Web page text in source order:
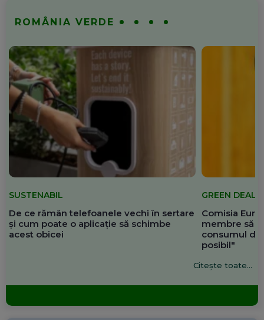
ROMÂNIA VERDE
SUSTENABIL
De ce rămân telefoanele vechi în sertare
și cum poate o aplicație să schimbe
acest obicei
GREEN DEAL
Comisia
membre să
consumul de
posibil"
Citește toate...